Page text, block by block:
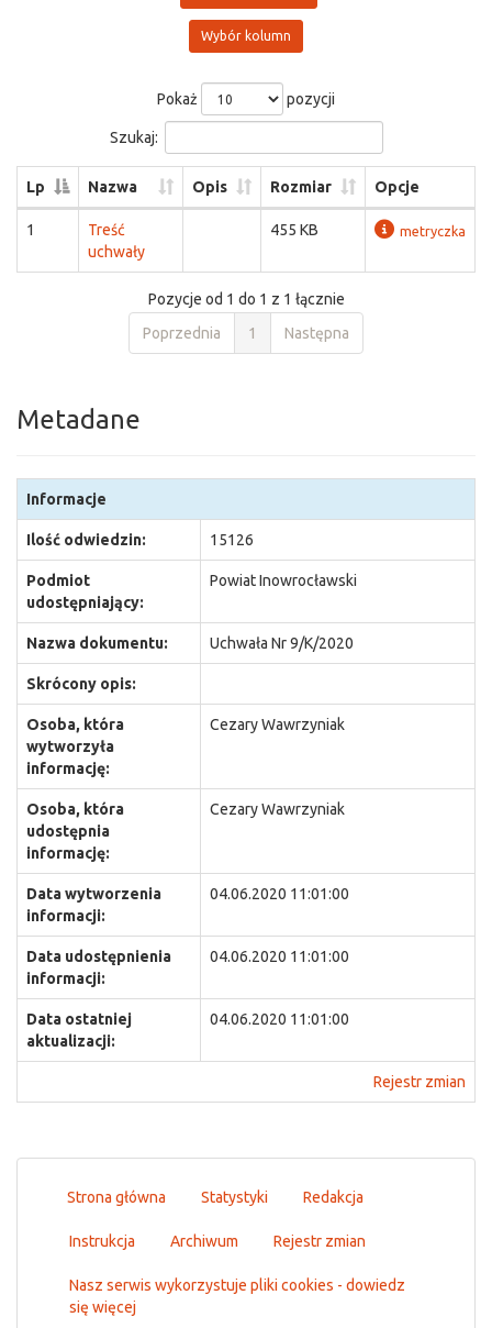
Wybór kolumn
Pokaż pozycji
Szukaj:
Lp Nazwa Opis Rozmiar Opcje
1
Treść
uchwały
455 KB metryczka
Pozycje od 1 do 1 z 1 łącznie
Poprzednia
1 Następna
Metadane
Informacje
Ilość odwiedzin: 15126
Podmiot
udostępniający:
Powiat Inowrocławski
Nazwa dokumentu: Uchwała Nr 9/K/2020
Skrócony opis:
Osoba, która
wytworzyła
informację:
Cezary Wawrzyniak
Osoba, która
udostępnia
informację:
Cezary Wawrzyniak
Data wytworzenia
informacji:
04.06.2020 11:01:00
Data udostępnienia
informacji:
04.06.2020 11:01:00
Data ostatniej
aktualizacji:
04.06.2020 11:01:00
Rejestr zmian
Strona główna Statystyki Redakcja
Instrukcja Archiwum Rejestr zmian
Nasz serwis wykorzystuje pliki cookies - dowiedz
się więcej